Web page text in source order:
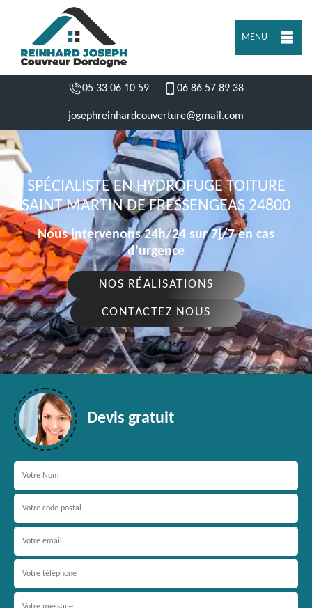
MENU
05 33 06 10 59 06 86 57 89 38
josephreinhardcouverture@gmail.com
SPÉCIALISTE EN HYDROFUGE TOITURE
SAINT MARTIN DE FRESSENGEAS 24800
Nous intervenons 24h/24 sur 7j/7 en cas
d'urgence
NOS RÉALISATIONS
CONTACTEZ NOUS
Devis gratuit